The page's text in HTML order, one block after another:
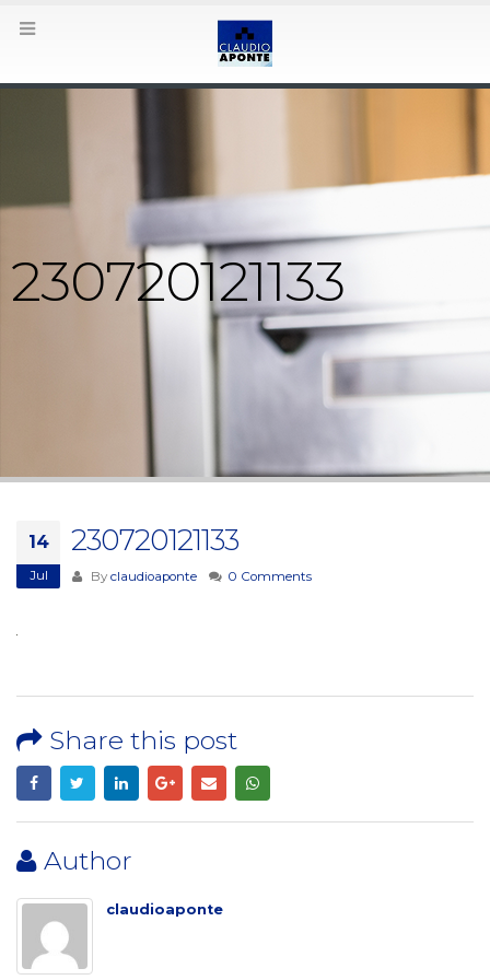
230720121133
14
Jul
230720121133
By claudioaponte 0 Comments
Share this post
Author
claudioaponte